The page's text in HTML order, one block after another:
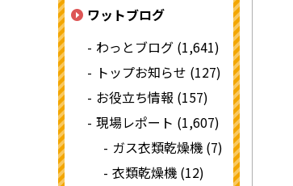
ワットブログ
わっとブログ (1,641)
トップお知らせ (127)
お役立ち情報 (157)
現場レポート (1,607)
ガス衣類乾燥機 (7)
衣類乾燥機 (12)